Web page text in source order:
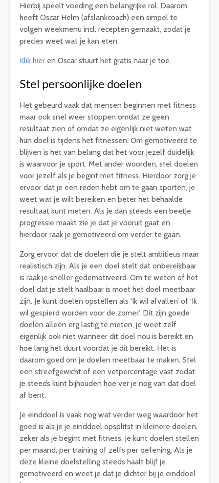
Hierbij speelt voeding een belangrijke rol. Daarom
heeft Oscar Helm (afslankcoach) een simpel te
volgen weekmenu incl. recepten gemaakt, zodat je
precies weet wat je kan eten.
Klik hier en Oscar stuurt het gratis naar je toe.
Stel persoonlijke doelen
Het gebeurd vaak dat mensen beginnen met fitness
maar ook snel weer stoppen omdat ze geen
resultaat zien of omdat ze eigenlijk niet weten wat
hun doel is tijdens het fitnessen. Om gemotiveerd te
blijven is het van belang dat het voor jezelf duidelijk
is waarvoor je sport. Met ander woorden, stel doelen
voor jezelf als je begint met fitness. Hierdoor zorg je
ervoor dat je een reden hebt om te gaan sporten, je
weet wat je wilt bereiken en beter het behaalde
resultaat kunt meten. Als je dan steeds een beetje
progressie maakt zie je dat je vooruit gaat en
hierdoor raak je gemotiveerd om verder te gaan.
Zorg ervoor dat de doelen die je stelt ambitieus maar
realistisch zijn. Als je een doel stelt dat onbereikbaar
is raak je sneller gedemotiveerd. Om te weten of het
doel dat je stelt haalbaar is moet het doel meetbaar
zijn. Je kunt doelen opstellen als ‘Ik wil afvallen’ of ‘Ik
wil gespierd worden voor de zomer’. Dit zijn goede
doelen alleen erg lastig te meten, je weet zelf
eigenlijk ook niet wanneer dit doel nou is bereikt en
hoe lang het duurt voordat je dit bereikt. Het is
daarom goed om je doelen meetbaar te maken. Stel
een streefgewicht of een vetpercentage vast zodat
je steeds kunt bijhouden hoe ver je nog van dat doel
af bent.
Je einddoel is vaak nog wat verder weg waardoor het
goed is als je je einddoel opsplitst in kleinere doelen,
zeker als je begint met fitness. Je kunt doelen stellen
per maand, per training of zelfs per oefening. Als je
deze kleine doelstelling steeds haalt blijf je
gemotiveerd en weet je dat je dichter bij je einddoel